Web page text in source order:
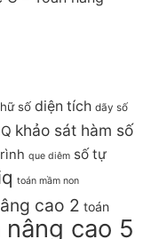
số diện tích dãy số
khảo sát hàm số
que diêm số tự
toán mầm non
cao 2 toán
cao 5